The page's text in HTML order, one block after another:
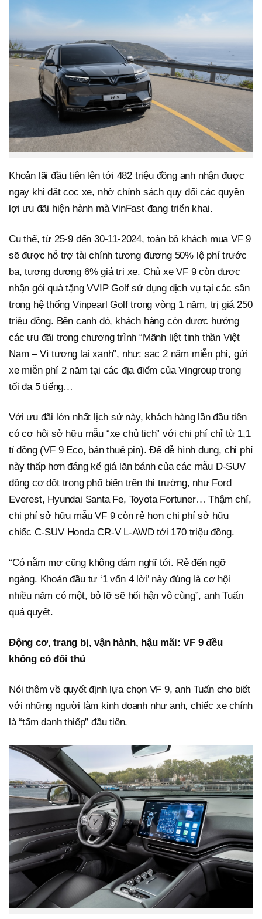
Khoản lãi đầu tiên lên tới 482 triệu đồng anh nhận được
ngay khi đặt cọc xe, nhờ chính sách quy đổi các quyền
lợi ưu đãi hiện hành mà VinFast đang triển khai.
Cụ thể, từ 25-9 đến 30-11-2024, toàn bộ khách mua VF 9
sẽ được hỗ trợ tài chính tương đương 50% lệ phí trước
bạ, tương đương 6% giá trị xe. Chủ xe VF 9 còn được
nhận gói quà tặng VVIP Golf sử dụng dịch vụ tại các sân
trong hệ thống Vinpearl Golf trong vòng 1 năm, trị giá 250
triệu đồng. Bên cạnh đó, khách hàng còn được hưởng
các ưu đãi trong chương trình “Mãnh liệt tinh thần Việt
Nam – Vì tương lai xanh”, như: sạc 2 năm miễn phí, gửi
xe miễn phí 2 năm tại các địa điểm của Vingroup trong
tối đa 5 tiếng…
Với ưu đãi lớn nhất lịch sử này, khách hàng lần đầu tiên
có cơ hội sở hữu mẫu “xe chủ tịch” với chi phí chỉ từ 1,1
tỉ đồng (VF 9 Eco, bản thuê pin). Để dễ hình dung, chi phí
này thấp hơn đáng kể giá lăn bánh của các mẫu D-SUV
động cơ đốt trong phổ biến trên thị trường, như Ford
Everest, Hyundai Santa Fe, Toyota Fortuner… Thậm chí,
chi phí sở hữu mẫu VF 9 còn rẻ hơn chi phí sở hữu
chiếc C-SUV Honda CR-V L-AWD tới 170 triệu đồng.
“Có nằm mơ cũng không dám nghĩ tới. Rẻ đến ngỡ
ngàng. Khoản đầu tư ‘1 vốn 4 lời’ này đúng là cơ hội
nhiều năm có một, bỏ lỡ sẽ hối hận vô cùng”, anh Tuấn
quả quyết.
Động cơ, trang bị, vận hành, hậu mãi: VF 9 đều
không có đối thủ
Nói thêm về quyết định lựa chọn VF 9, anh Tuấn cho biết
với những người làm kinh doanh như anh, chiếc xe chính
là “tấm danh thiếp” đầu tiên.